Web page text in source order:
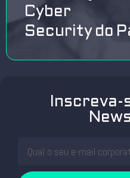
Cyber
Security do
Inscreva-